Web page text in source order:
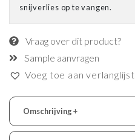
snijverlies op te vangen.
Vraag over dit product?
Sample aanvragen
Voeg toe aan verlanglijst
Omschrijving+